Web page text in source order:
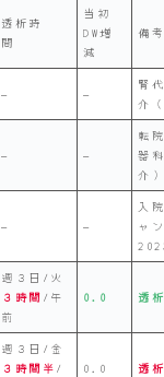
透析時
間
当初
DW増
減
備考
– –
腎
介
– –
転
器
介）
– –
入
ャ
週３日/火
３時間 /午
前
0.0 透
週３日/金
３時間半 /
0.0 透